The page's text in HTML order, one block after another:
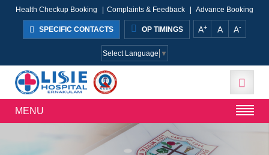
Health Checkup Booking Complaints & Feedback Advance Booking
SPECIFIC CONTACTS OP TIMINGS A+ A A-
Select Language ▼
MENU